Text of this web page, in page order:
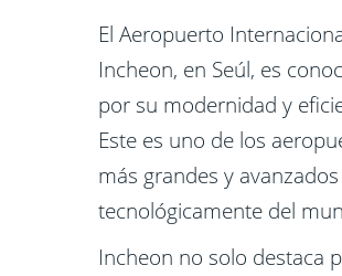
El Aeropuerto
Incheon, en Seúl, es
por su modernidad y
Este es uno de los
más grandes y avanzados
tecnológicamente del
Incheon no solo destaca